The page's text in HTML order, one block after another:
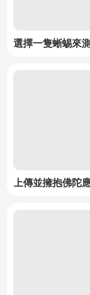
選擇一隻蜥蜴來
上傳並擁抱佛陀